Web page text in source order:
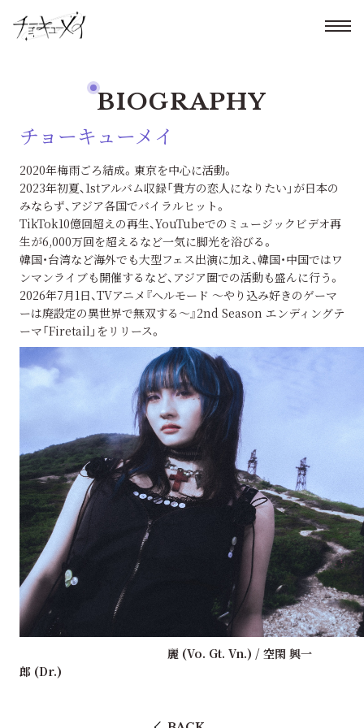
BIOGRAPHY
チョーキューメイ
2020年梅雨ごろ結成。東京を中心に活動。
2023年初夏、1stアルバム収録「貴方の恋人になりたい」が日本の
みならず、アジア各国でバイラルヒット。
TikTok10億回超えの再生、YouTubeでのミュージックビデオ再
生が6,000万回を超えるなど一気に脚光を浴びる。
韓国・台湾など海外でも大型フェス出演に加え、韓国・中国ではワ
ンマンライブも開催するなど、アジア圏での活動も盛んに行う。
2026年7月1日、TVアニメ『ヘルモード ～やり込み好きのゲーマ
ーは廃設定の異世界で無双する～』2nd Season エンディングテ
ーマ「Firetail」をリリース。
麗 (Vo. Gt. Vn.) / 空閑 興一
郎 (Dr.)